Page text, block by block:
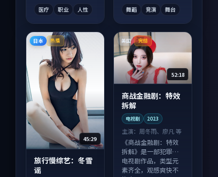
医疗 职业 人性 舞蹈 竞演 舞台
日本 热播
45:29
旅行慢综艺：冬雪
谣
美国 完结
52:18
商战金融剧：特效
拆解
电视剧 2023
主演： 周冬雨、廖凡 等
《商战金融剧：特效
拆解》是一部犯罪向
电视剧作品，类型元
素齐全，观感爽快不